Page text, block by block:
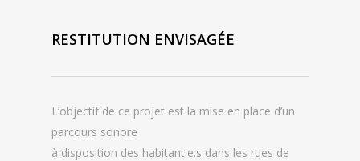
RESTITUTION ENVISAGÉE
L’objectif de ce projet est la mise en place d’un
parcours sonore
à disposition des habitant.e.s dans les rues de